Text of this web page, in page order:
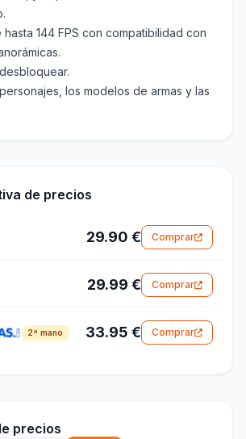
144 FPS con compatibilidad con
los modelos de armas y las
de precios
29.90 € Comprar
29.99 € Comprar
2ª mano 33.95 € Comprar
precios